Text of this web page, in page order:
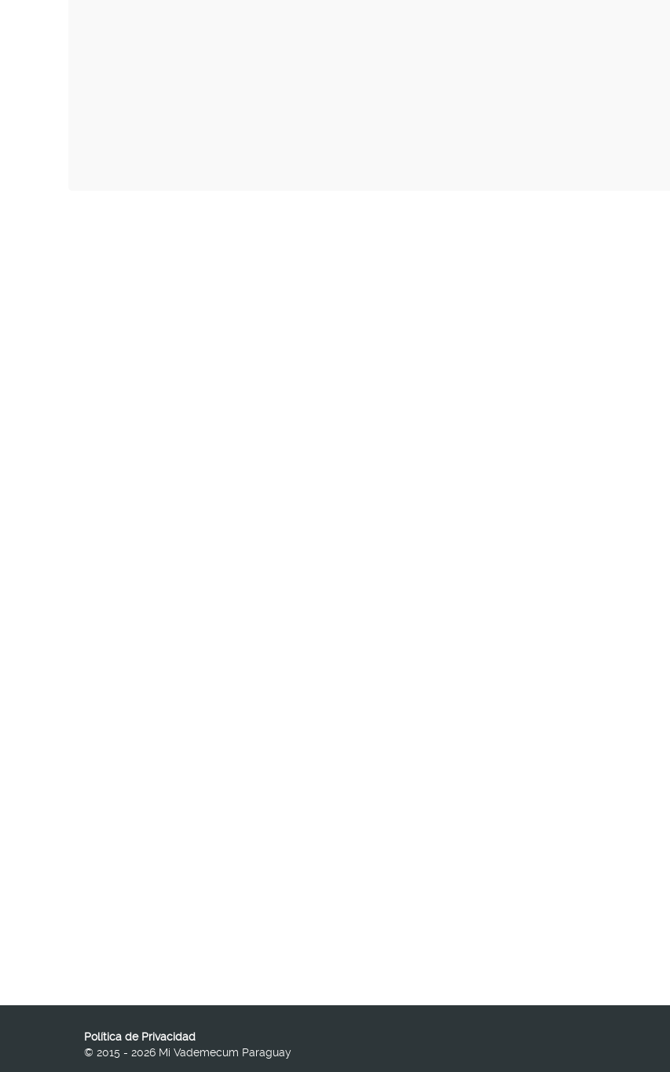
Política de Privacidad
© 2015 - 2026 Mi Vademecum Paraguay